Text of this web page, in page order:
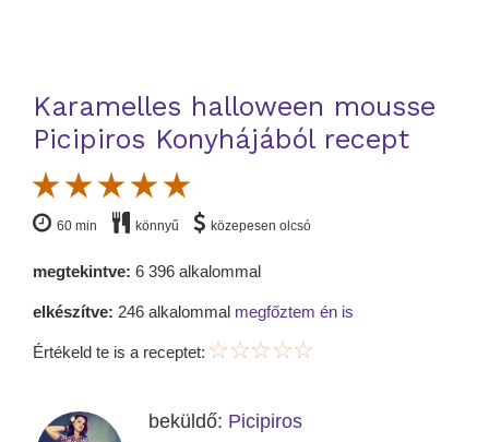
Karamelles halloween mousse
Picipiros Konyhájából recept
60 min könnyű közepesen olcsó
megtekintve: 6 396 alkalommal
elkészítve: 246 alkalommal megfőztem én is
Értékeld te is a receptet:
beküldő: Picipiros